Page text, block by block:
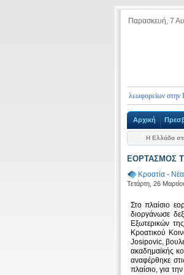
Παρασκευή, 7
διαδικασία εισόδου τουριστικών λεωφορείων στην
Αρχική
Η Ελλάδα
ΕΟΡΤΑΣΜΟΣ
Κροατία -
Τετάρτη, 26
Στο πλαίσιο
διοργάνωσε
Εξωτερικών
Κροατικού
Josipovic,
ακαδημαϊκής
αναφέρθηκε
πλαίσιο, για